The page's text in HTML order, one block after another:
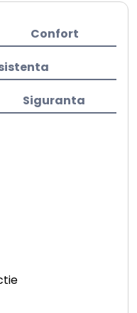
Confort
Siguranta